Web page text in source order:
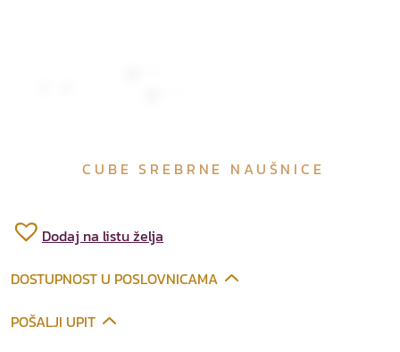
CUBE SREBRNE NAUŠNICE
Dodaj na listu želja
DOSTUPNOST U POSLOVNICAMA
POŠALJI UPIT